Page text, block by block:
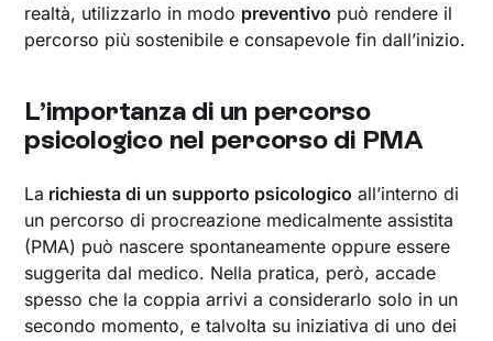
realtà, utilizzarlo in modo preventivo può rendere il
percorso più sostenibile e consapevole fin dall’inizio.
L’importanza di un percorso
psicologico nel percorso di PMA
La richiesta di un supporto psicologico all’interno di
un percorso di procreazione medicalmente assistita
(PMA) può nascere spontaneamente oppure essere
suggerita dal medico. Nella pratica, però, accade
spesso che la coppia arrivi a considerarlo solo in un
secondo momento, e talvolta su iniziativa di uno dei